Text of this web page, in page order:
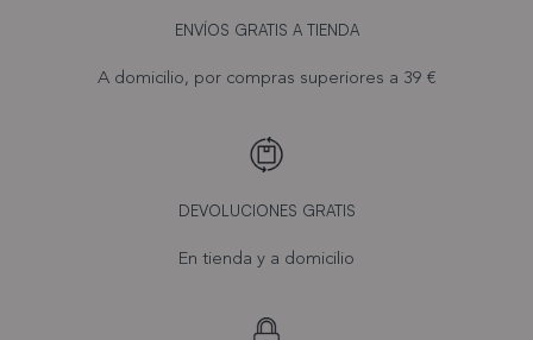
ENVÍOS GRATIS A TIENDA
A domicilio, por compras superiores a 39 €
DEVOLUCIONES GRATIS
En tienda y a domicilio